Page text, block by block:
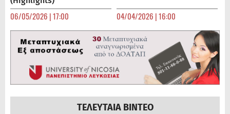
06/05/2026 | 17:00 04/04/2026 | 16:00
ΤΕΛΕΥΤΑΙΑ ΒΙΝΤΕΟ